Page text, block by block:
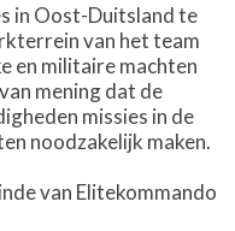
in Oost-Duitsland te
van het team
en militaire machten
mening dat de
missies in de
noodzakelijk maken.
van Elitekommando